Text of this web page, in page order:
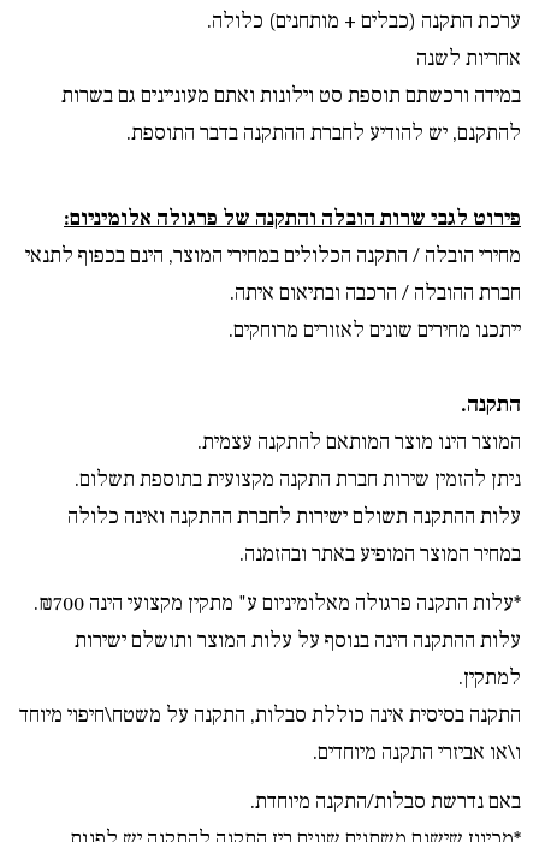
ערכת התקנה (כבלים + מותחנים) כלולה.
אחריות לשנה
במידה ורכשתם תוספת סט וילונות ואתם מעוניינים גם בשרות
להתקנם, יש להודיע לחברת ההתקנה בדבר התוספת.
פירוט לגבי שרות הובלה והתקנה של פרגולה אלומיניום:
מחירי הובלה / התקנה הכלולים במחירי המוצר, הינם בכפוף לתנאי
חברת ההובלה / הרכבה ובתיאום איתה.
ייתכנו מחירים שונים לאזורים מרוחקים.
התקנה.
המוצר הינו מוצר המותאם להתקנה עצמית.
ניתן להזמין שירות חברת התקנה מקצועית בתוספת תשלום.
עלות ההתקנה תשולם ישירות לחברת ההתקנה ואינה כלולה
במחיר המוצר המופיע באתר ובהזמנה.
*עלות התקנה פרגולה מאלומיניום ע" מתקין מקצועי הינה ₪700.
עלות ההתקנה הינה בנוסף על עלות המוצר ותושלם ישירות
למתקין.
התקנה בסיסית אינה כוללת סבלות, התקנה על משטח\חיפוי מיוחד
ו\או אביזרי התקנה מיוחדים.
באם נדרשת סבלות/התקנה מיוחדת.